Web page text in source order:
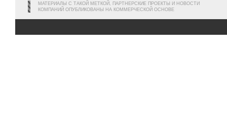
МАТЕРИАЛЫ С ТАКОЙ МЕТКОЙ, ПАРТНЕРСКИЕ ПРОЕКТЫ И НОВОСТИ
КОМПАНИЙ ОПУБЛИКОВАНЫ НА КОММЕРЧЕСКОЙ ОСНОВЕ